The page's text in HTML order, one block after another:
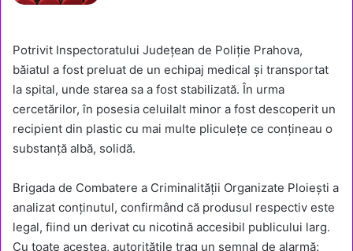
Potrivit Inspectoratului Județean de Poliție Prahova,
băiatul a fost preluat de un echipaj medical și transportat
la spital, unde starea sa a fost stabilizată. În urma
cercetărilor, în posesia celuilalt minor a fost descoperit un
recipient din plastic cu mai multe pliculețe ce conțineau o
substanță albă, solidă.
Brigada de Combatere a Criminalității Organizate Ploiești a
analizat conținutul, confirmând că produsul respectiv este
legal, fiind un derivat cu nicotină accesibil publicului larg.
Cu toate acestea, autoritățile trag un semnal de alarmă: